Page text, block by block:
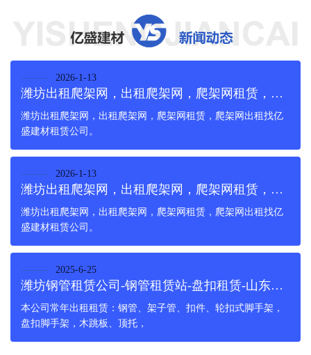
2026-1-13
潍坊出租爬架网，出租爬架网，爬架网租赁，爬架网出租
潍坊出租爬架网，出租爬架网，爬架网租赁，爬架网出租找亿
盛建材租赁公司。
2026-1-13
潍坊出租爬架网，出租爬架网，爬架网租赁，爬架网出租
潍坊出租爬架网，出租爬架网，爬架网租赁，爬架网出租找亿
盛建材租赁公司。
2025-6-25
潍坊钢管租赁公司-钢管租赁站-盘扣租赁-山东亿盛建材租赁
本公司常年出租租赁：钢管、架子管、扣件、轮扣式脚手架，
盘扣脚手架，木跳板、顶托，